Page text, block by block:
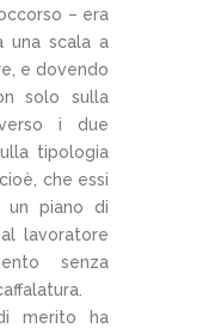
– era
una scala a
e dovendo
solo sulla
i due
tipologia
che essi
piano di
lavoratore
senza
merito ha